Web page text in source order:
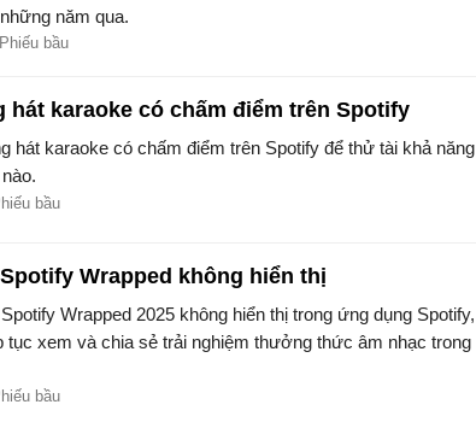
năm qua.
bầu
hát karaoke có chấm điểm trên Spotify
hát karaoke có chấm điểm trên Spotify để thử tài khả năng
bầu
Wrapped không hiển thị
Wrapped 2025 không hiển thị trong ứng dụng Spotify,
tục xem và chia sẻ trải nghiệm thưởng thức âm nhạc trong
bầu